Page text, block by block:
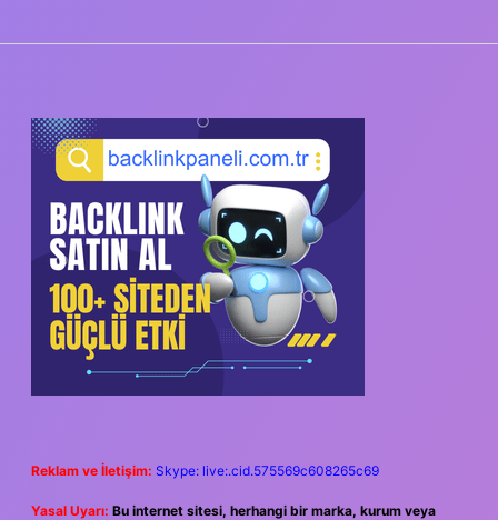
SIDEBAR
Reklam ve İletişim: Skype: live:.cid.575569c608265c69
Yasal Uyarı: Bu internet sitesi, herhangi bir marka, kurum veya